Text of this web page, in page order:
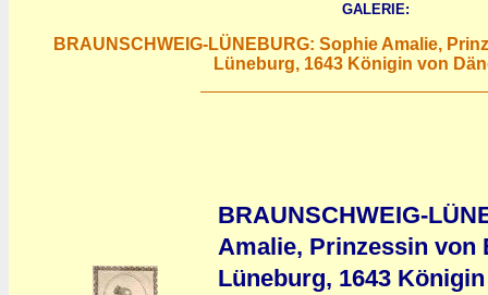
GALERIE:
BRAUNSCHWEIG-LÜNEBURG: Sophie Amalie,
Lüneburg, 1643 Königin von
BRAUNSCHWEIG-
Amalie, Prinzessin von
Lüneburg, 1643